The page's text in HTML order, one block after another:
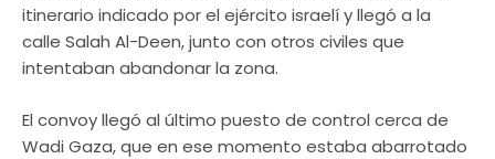
itinerario indicado por el ejército israelí y llegó a la
calle Salah Al-Deen, junto con otros civiles que
intentaban abandonar la zona.
El convoy llegó al último puesto de control cerca de
Wadi Gaza, que en ese momento estaba abarrotado